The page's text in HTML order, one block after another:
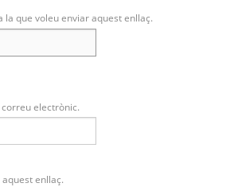
la que voleu enviar aquest enllaç.
electrònic.
enllaç.